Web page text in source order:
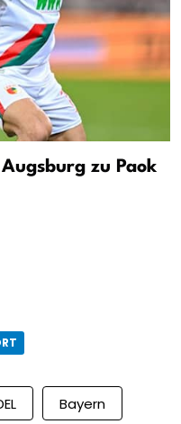
zu Paok
Bayern